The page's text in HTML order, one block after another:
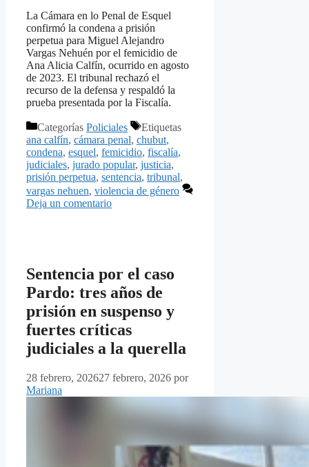
La Cámara en lo Penal de Esquel
confirmó la condena a prisión
perpetua para Miguel Alejandro
Vargas Nehuén por el femicidio de
Ana Alicia Calfín, ocurrido en agosto
de 2023. El tribunal rechazó el
recurso de la defensa y respaldó la
prueba presentada por la Fiscalía.
Categorías Policiales
Etiquetas
ana calfín, cámara penal, chubut,
condena, esquel, femicidio, fiscalía,
judiciales, jurado popular, justicia,
prisión perpetua, sentencia, tribunal,
vargas nehuen, violencia de género
Deja un comentario
Sentencia por el caso
Pardo: tres años de
prisión en suspenso y
fuertes críticas
judiciales a la querella
28 febrero, 202627 febrero, 2026 por
Mariana